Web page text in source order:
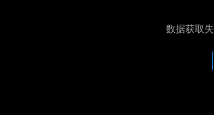
数据获取